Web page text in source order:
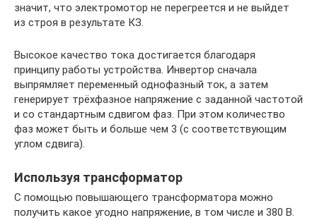
значит, что электромотор не перегреется и не выйдет
из строя в результате КЗ.
Высокое качество тока достигается благодаря
принципу работы устройства. Инвертор сначала
выпрямляет переменный однофазный ток, а затем
генерирует трёхфазное напряжение с заданной частотой
и со стандартным сдвигом фаз. При этом количество
фаз может быть и больше чем 3 (с соответствующим
углом сдвига).
Используя трансформатор
С помощью повышающего трансформатора можно
получить какое угодно напряжение, в том числе и 380 В.